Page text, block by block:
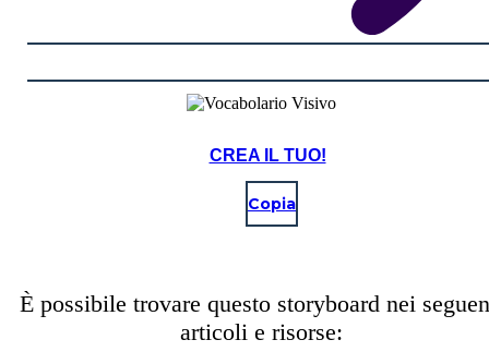
CREA IL TUO!
Copia
È possibile trovare questo storyboard nei
articoli e risorse: